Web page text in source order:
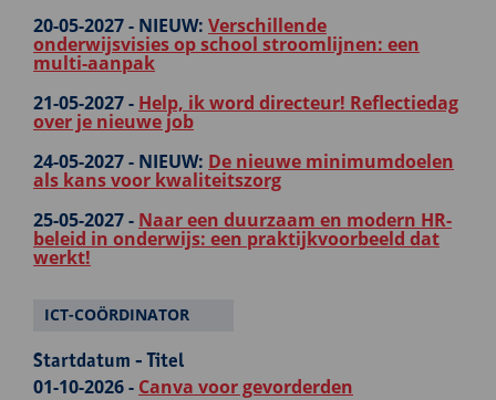
20-05-2027 - NIEUW: Verschillende
onderwijsvisies op school stroomlijnen: een
multi-aanpak
21-05-2027 - Help, ik word directeur! Reflectiedag
over je nieuwe job
24-05-2027 - NIEUW: De nieuwe minimumdoelen
als kans voor kwaliteitszorg
25-05-2027 - Naar een duurzaam en modern HR-
beleid in onderwijs: een praktijkvoorbeeld dat
werkt!
ICT-COÖRDINATOR
Startdatum - Titel
01-10-2026 - Canva voor gevorderden